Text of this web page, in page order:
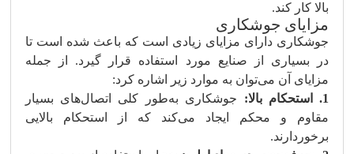
بالا کار کند.
مزایای جوشکاری
جوشکاری دارای مزایای زیادی است که باعث شده است تا
در بسیاری از صنایع مورد استفاده قرار گیرد. از جمله
مزایای آن می‌توان به موارد زیر اشاره کرد:
1. استحکام بالا:
جوشکاری به‌طور کلی اتصال‌های بسیار
مقاوم و محکم ایجاد می‌کند که از استحکام بالایی
برخوردارند.